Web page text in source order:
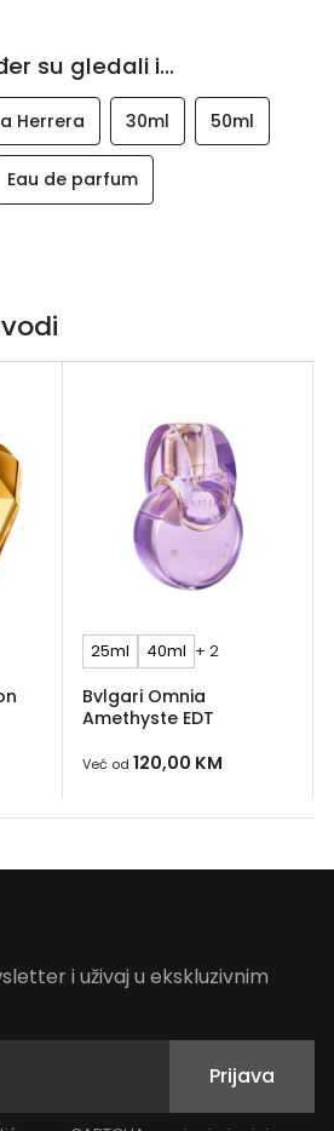
su gledali i...
Herrera 30ml 50ml
Eau de parfum
25ml 40ml + 2
Bvlgari Omnia
Amethyste EDT
Već od 120,00 KM
i uživaj u ekskluzivnim
Prijava